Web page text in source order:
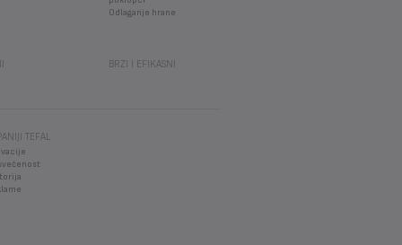
Odlaganje hrane
BRZI I EFIKASNI
TEFAL